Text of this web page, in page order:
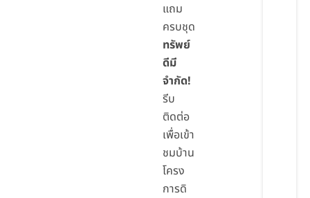
แถม
ครบชุด
ทรัพย์
ดีมี
จำกัด!
รีบ
ติดต่อ
เพื่อเข้า
ชมบ้าน
โครง
การดิ